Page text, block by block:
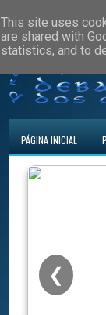
PÁGINA INICIAL
❮
This site uses
are shared with
statistics, and to